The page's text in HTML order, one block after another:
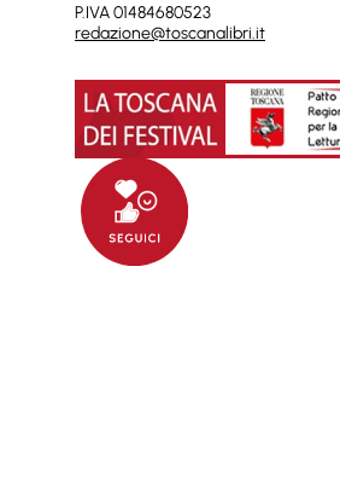
P.IVA 01484680523
redazione@toscanalibri.it